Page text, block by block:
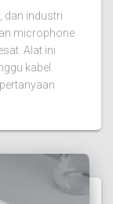
dan industri
microphone
Alat ini
kabel.